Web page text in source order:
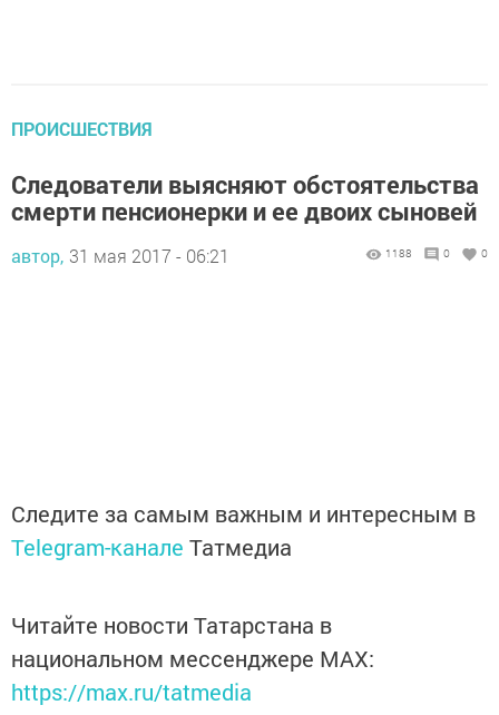
ПРОИСШЕСТВИЯ
Следователи выясняют обстоятельства
смерти пенсионерки и ее двоих сыновей
автор, 31 мая 2017 - 06:21 1188 0 0
Следите за самым важным и интересным в
Telegram-канале Татмедиа
Читайте новости Татарстана в
национальном мессенджере MАХ:
https://max.ru/tatmedia